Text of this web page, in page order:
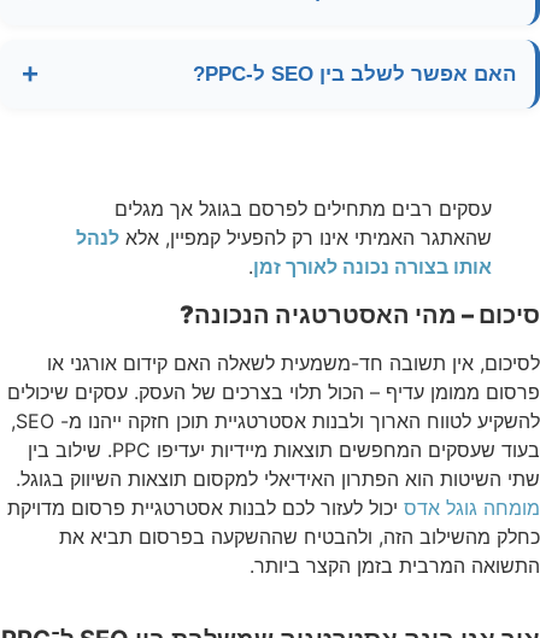
האם אפשר לשלב בין SEO ל-PPC?
עסקים רבים מתחילים לפרסם בגוגל אך מגלים
שהאתגר האמיתי אינו רק להפעיל קמפיין, אלא לנהל
אותו בצורה נכונה לאורך זמן.
סיכום – מהי האסטרטגיה הנכונה?
לסיכום, אין תשובה חד-משמעית לשאלה האם קידום אורגני או
פרסום ממומן עדיף – הכול תלוי בצרכים של העסק. עסקים שיכולים
להשקיע לטווח הארוך ולבנות אסטרטגיית תוכן חזקה ייהנו מ- SEO,
בעוד שעסקים המחפשים תוצאות מיידיות יעדיפו PPC. שילוב בין
שתי השיטות הוא הפתרון האידיאלי למקסום תוצאות השיווק בגוגל.
מומחה גוגל אדס יכול לעזור לכם לבנות אסטרטגיית פרסום מדויקת
כחלק מהשילוב הזה, ולהבטיח שההשקעה בפרסום תביא את
התשואה המרבית בזמן הקצר ביותר.